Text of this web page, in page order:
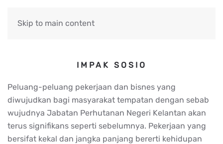
Skip to main content
IMPAK SOSIO
Peluang-peluang pekerjaan dan bisnes yang
diwujudkan bagi masyarakat tempatan dengan sebab
wujudnya Jabatan Perhutanan Negeri Kelantan akan
terus signifikans seperti sebelumnya. Pekerjaan yang
bersifat kekal dan jangka panjang bererti kehidupan